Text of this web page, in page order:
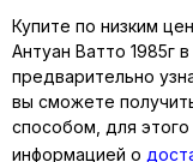
Купите по низким
Антуан Ватто 1985г
предварительно
вы сможете
способом, для
информацией о